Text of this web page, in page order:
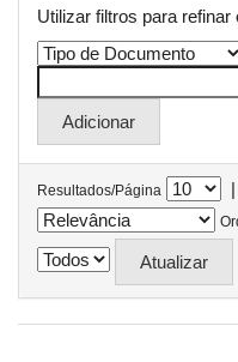
Utilizar filtros para
Resultados/Página |